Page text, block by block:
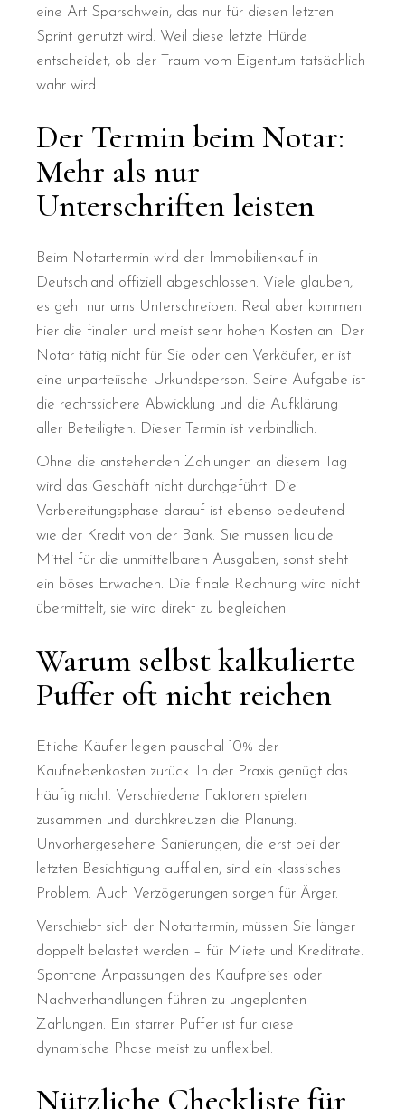
eine Art Sparschwein, das nur für diesen letzten
Sprint genutzt wird. Weil diese letzte Hürde
entscheidet, ob der Traum vom Eigentum tatsächlich
wahr wird.
Der Termin beim Notar:
Mehr als nur
Unterschriften leisten
Beim Notartermin wird der Immobilienkauf in
Deutschland offiziell abgeschlossen. Viele glauben,
es geht nur ums Unterschreiben. Real aber kommen
hier die finalen und meist sehr hohen Kosten an. Der
Notar tätig nicht für Sie oder den Verkäufer, er ist
eine unparteiische Urkundsperson. Seine Aufgabe ist
die rechtssichere Abwicklung und die Aufklärung
aller Beteiligten. Dieser Termin ist verbindlich.
Ohne die anstehenden Zahlungen an diesem Tag
wird das Geschäft nicht durchgeführt. Die
Vorbereitungsphase darauf ist ebenso bedeutend
wie der Kredit von der Bank. Sie müssen liquide
Mittel für die unmittelbaren Ausgaben, sonst steht
ein böses Erwachen. Die finale Rechnung wird nicht
übermittelt, sie wird direkt zu begleichen.
Warum selbst kalkulierte
Puffer oft nicht reichen
Etliche Käufer legen pauschal 10% der
Kaufnebenkosten zurück. In der Praxis genügt das
häufig nicht. Verschiedene Faktoren spielen
zusammen und durchkreuzen die Planung.
Unvorhergesehene Sanierungen, die erst bei der
letzten Besichtigung auffallen, sind ein klassisches
Problem. Auch Verzögerungen sorgen für Ärger.
Verschiebt sich der Notartermin, müssen Sie länger
doppelt belastet werden – für Miete und Kreditrate.
Spontane Anpassungen des Kaufpreises oder
Nachverhandlungen führen zu ungeplanten
Zahlungen. Ein starrer Puffer ist für diese
dynamische Phase meist zu unflexibel.
Nützliche Checkliste für